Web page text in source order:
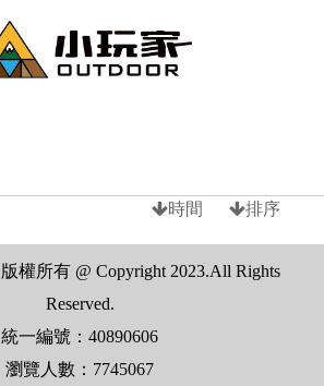
時間 排序
權所有 @ Copyright 2023.All Rights
Reserved.
統一編號：40890606
瀏覽人數：7745067